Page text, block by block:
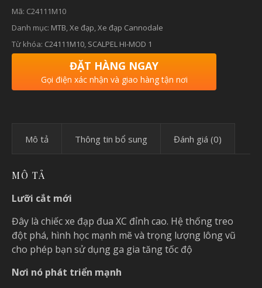
Mã: C24111M10
Danh mục: MTB,Xe đạp,Xe đạp Cannodale
Từ khóa: C24111M10, SCALPEL HI-MOD 1
ĐẶT HÀNG NGAY
Gọi điện xác nhận và giao hàng tận nơi
Mô tả Thông tin bổ sung Đánh giá (0)
MÔ TẢ
Lưỡi cắt mới
Đây là chiếc xe đạp đua XC đỉnh cao. Hệ thống treo
đột phá, hình học mạnh mẽ và trọng lượng lông vũ
cho phép bạn sử dụng ga gia tăng tốc độ
Nơi nó phát triển mạnh